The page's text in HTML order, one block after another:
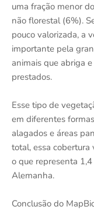
uma fração menor
não florestal (6%).
pouco valorizada, a
importante pela
animais que abriga
prestados.
Esse tipo de
em diferentes
alagados e áreas
total, essa
o que representa
Alemanha.
Conclusão do